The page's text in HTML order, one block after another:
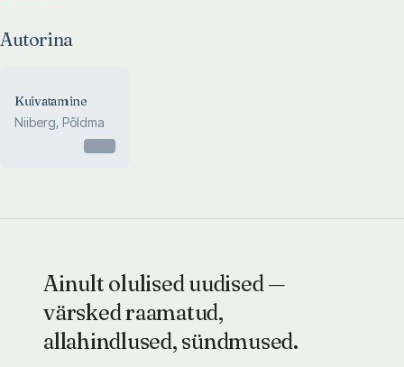
Autorina
Kuivatamine
Niiberg, Põldma
Ainult olulised uudised —
värsked raamatud,
allahindlused, sündmused.